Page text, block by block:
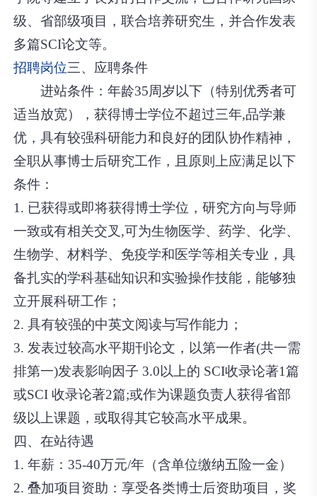
级、省部级项目，联合培养研究生，并合作发表
多篇SCI论文等。
招聘岗位三、应聘条件
进站条件：年龄35周岁以下（特别优秀者可
适当放宽），获得博士学位不超过三年,品学兼
优，具有较强科研能力和良好的团队协作精神，
全职从事博士后研究工作，且原则上应满足以下
条件：
1. 已获得或即将获得博士学位，研究方向与导师
一致或有相关交叉,可为生物医学、药学、化学、
生物学、材料学、免疫学和医学等相关专业，具
备扎实的学科基础知识和实验操作技能，能够独
立开展科研工作；
2. 具有较强的中英文阅读与写作能力；
3. 发表过较高水平期刊论文，以第一作者(共一需
排第一)发表影响因子 3.0以上的 SCI收录论著1篇
或SCI 收录论著2篇;或作为课题负责人获得省部
级以上课题，或取得其它较高水平成果。
四、在站待遇
1. 年薪：35-40万元/年（含单位缴纳五险一金）
2. 叠加项目资助：享受各类博士后资助项目，奖